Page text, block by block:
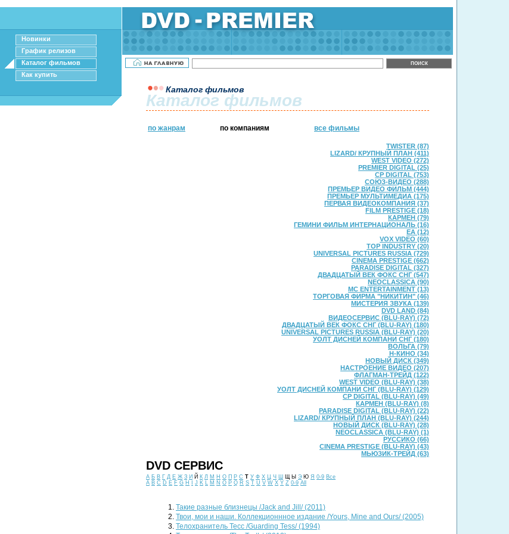
Новинки
График релизов
Каталог фильмов
Как купить
Каталог фильмов
Каталог фильмов
по жанрам по компаниям все фильмы
TWISTER (87)
LIZARD/ КРУПНЫЙ ПЛАН (411)
WEST VIDEO (272)
PREMIER DIGITAL (25)
CP DIGITAL (753)
СОЮЗ-ВИДЕО (288)
ПРЕМЬЕР ВИДЕО ФИЛЬМ (444)
ПРЕМЬЕР МУЛЬТИМЕДИА (175)
ПЕРВАЯ ВИДЕОКОМПАНИЯ (37)
FILM PRESTIGE (18)
КАРМЕН (79)
ГЕМИНИ ФИЛЬМ ИНТЕРНАЦИОНАЛЬ (16)
ЕА (12)
VOX VIDEO (60)
TOP INDUSTRY (20)
UNIVERSAL PICTURES RUSSIA (729)
CINEMA PRESTIGE (662)
PARADISE DIGITAL (327)
ДВАДЦАТЫЙ ВЕК ФОКС СНГ (547)
NEOCLASSICA (90)
MC ENTERTAINMENT (13)
ТОРГОВАЯ ФИРМА "НИКИТИН" (46)
МИСТЕРИЯ ЗВУКА (139)
DVD LAND (84)
ВИДЕОСЕРВИС (BLU-RAY) (72)
ДВАДЦАТЫЙ ВЕК ФОКС СНГ (BLU-RAY) (180)
UNIVERSAL PICTURES RUSSIA (BLU-RAY) (20)
УОЛТ ДИСНЕЙ КОМПАНИ СНГ (180)
ВОЛЬГА (79)
Н-КИНО (34)
НОВЫЙ ДИСК (349)
НАСТРОЕНИЕ ВИДЕО (207)
ФЛАГМАН-ТРЕЙД (122)
WEST VIDEO (BLU-RAY) (38)
УОЛТ ДИСНЕЙ КОМПАНИ СНГ (BLU-RAY) (129)
CP DIGITAL (BLU-RAY) (49)
КАРМЕН (BLU-RAY) (8)
PARADISE DIGITAL (BLU-RAY) (22)
LIZARD/ КРУПНЫЙ ПЛАН (BLU-RAY) (244)
НОВЫЙ ДИСК (BLU-RAY) (28)
NEOCLASSICA (BLU-RAY) (1)
РУССИКО (66)
CINEMA PRESTIGE (BLU-RAY) (43)
МЬЮЗИК-ТРЕЙД (63)
DVD СЕРВИС
А Б В Г Д Е Ж З И Й К Л М Н О П Р С Т У Ф Х Ц Ч Ш Щ Ы ЭЮ Я 0-9 Все
A B C D E F G H J K L M N O P Q R S T U V W X Y Z 0-9 All
Такие разные близнецы /Jack and Jill/ (2011)
Твои, мои и наши. Коллекционнное издание /Yours, Mine and Ours/ (2005)
Телохранитель Тесс /Guarding Tess/ (1994)